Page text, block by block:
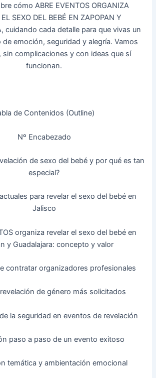
cómo ABRE EVENTOS ORGANIZA
SEXO DEL BEBÉ EN ZAPOPAN Y
cuidando cada detalle para que vivas un
emoción, seguridad y alegría. Vamos
sin complicaciones y con ideas que sí
funcionan.
de Contenidos (Outline)
Nº Encabezado
de sexo del bebé y por qué es tan
especial?
para revelar el sexo del bebé en
Jalisco
organiza revelar el sexo del bebé en
y Guadalajara: concepto y valor
contratar organizadores profesionales
de género más solicitados
la seguridad en eventos de revelación
paso a paso de un evento exitoso
temática y ambientación emocional